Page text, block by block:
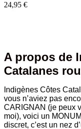
24,95 €
A propos de
Catalanes
Indigènes Côtes
vous n’aviez pas
CARIGNAN (je peux
moi), voici un
discret, c’est un nez